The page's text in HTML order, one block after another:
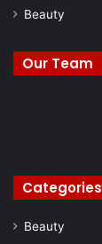
Beauty
Our Team
Categories
Beauty